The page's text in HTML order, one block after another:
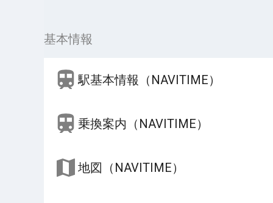
基本情報
駅基本情報（NAVITIME）
乗換案内（NAVITIME）
地図（NAVITIME）